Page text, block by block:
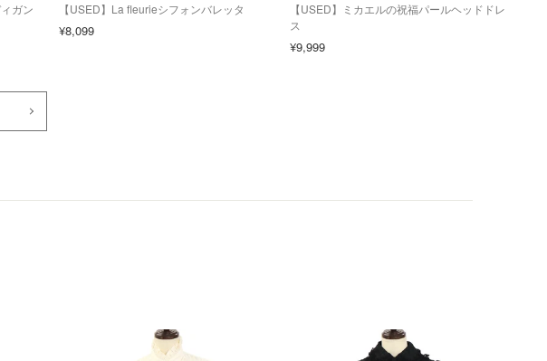
ガン
【USED】La fleurieシフォンバレッタ
¥8,099
【USED】ミカエルの祝福パールヘッドドレ
ス
¥9,999